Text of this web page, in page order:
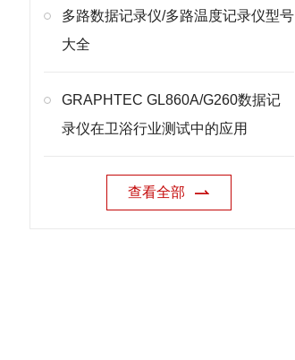
多路数据记录仪/多路温度记录仪型号
大全
GRAPHTEC GL860A/G260数据记
录仪在卫浴行业测试中的应用
查看全部